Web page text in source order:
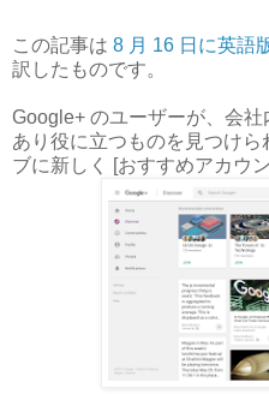
この記事は 8 月 16 日に英語
訳したものです。
Google+ のユーザーが、会
あり役に立つものを見つけ
ブに新しく [おすすめアカウ